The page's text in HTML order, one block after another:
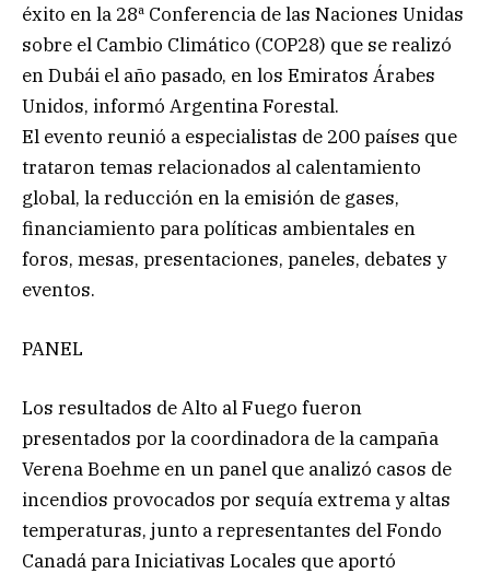
éxito en la 28ª Conferencia de las Naciones Unidas
sobre el Cambio Climático (COP28) que se realizó
en Dubái el año pasado, en los Emiratos Árabes
Unidos, informó Argentina Forestal.
El evento reunió a especialistas de 200 países que
trataron temas relacionados al calentamiento
global, la reducción en la emisión de gases,
financiamiento para políticas ambientales en
foros, mesas, presentaciones, paneles, debates y
eventos.
PANEL
Los resultados de Alto al Fuego fueron
presentados por la coordinadora de la campaña
Verena Boehme en un panel que analizó casos de
incendios provocados por sequía extrema y altas
temperaturas, junto a representantes del Fondo
Canadá para Iniciativas Locales que aportó